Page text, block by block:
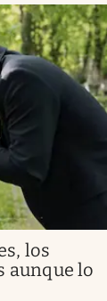
los
aunque lo